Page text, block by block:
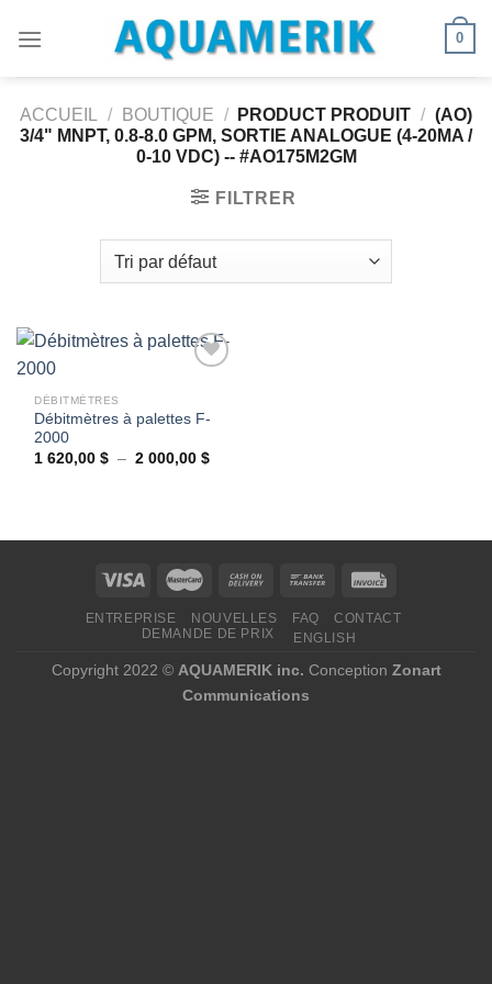
0
ACCUEIL / BOUTIQUE / PRODUCT PRODUIT / (AO)
3/4" MNPT, 0.8-8.0 GPM, SORTIE ANALOGUE (4-20MA /
0-10 VDC) -- #AO175M2GM
FILTRER
Ajouter
wishlist
DÉBITMÈTRES
Débitmètres à palettes F-
2000
1 620,00$ – 2 000,00$Plage
2
ENTREPRISE NOUVELLES FAQ
CONTACT
DEMANDE DE PRIX
ENGLISH
Copyright 2022 © AQUAMERIK inc. Conception Zonart
Communications